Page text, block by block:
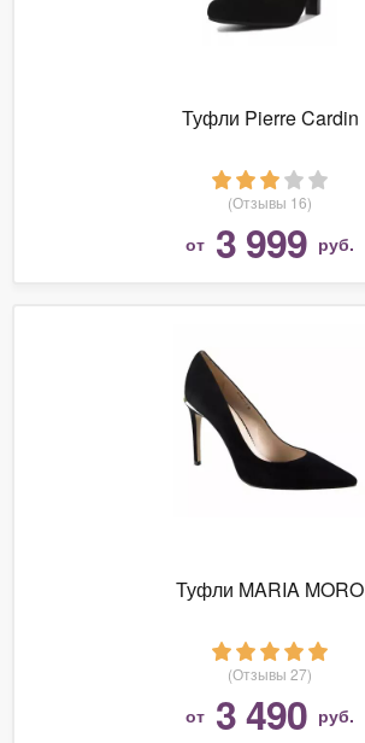
Туфли Pierre Cardin
(Отзывы 16)
от 3 999 руб.
Туфли MARIA MORO
(Отзывы 27)
от 3 490 руб.